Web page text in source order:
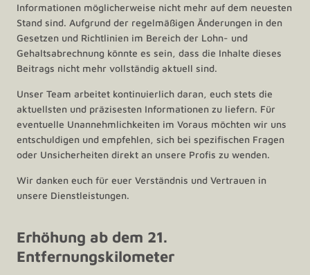
Informationen möglicherweise nicht mehr auf dem neuesten
Stand sind. Aufgrund der regelmäßigen Änderungen in den
Gesetzen und Richtlinien im Bereich der Lohn- und
Gehaltsabrechnung könnte es sein, dass die Inhalte dieses
Beitrags nicht mehr vollständig aktuell sind.
Unser Team arbeitet kontinuierlich daran, euch stets die
aktuellsten und präzisesten Informationen zu liefern. Für
eventuelle Unannehmlichkeiten im Voraus möchten wir uns
entschuldigen und empfehlen, sich bei spezifischen Fragen
oder Unsicherheiten direkt an unsere Profis zu wenden.
Wir danken euch für euer Verständnis und Vertrauen in
unsere Dienstleistungen.
Erhöhung ab dem 21.
Entfernungskilometer